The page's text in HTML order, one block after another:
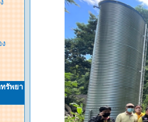
ง
รัพยา